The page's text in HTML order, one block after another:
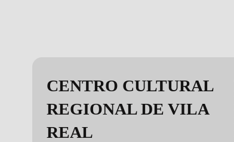
CENTRO CULTURAL
REGIONAL DE VILA
REAL